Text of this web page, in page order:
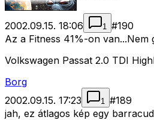
2002.09.15. 18:06 1 #190
Az a Fitness 41%-on van...Nem
Volkswagen Passat 2.0 TDI
Borg
2002.09.15. 17:23
1 #189
jah, ez átlagos kép egy